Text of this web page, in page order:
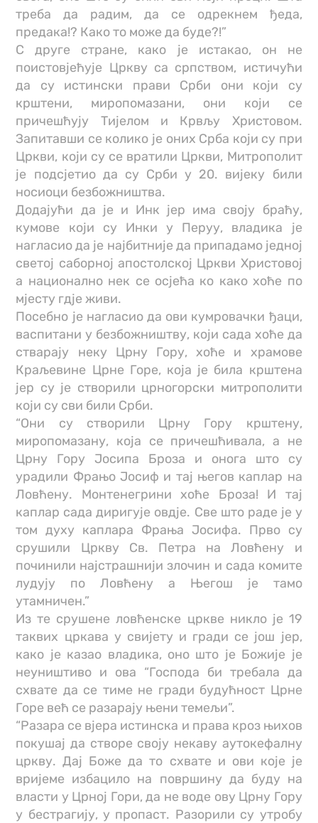
треба да радим, да се одрекнем ђеда,
предака!? Како то може да буде?!”
С друге стране, како је истакао, он не
поистовјећује Цркву са српством, истичући
да су истински прави Срби они који су
крштени, миропомазани, они који се
причешћују Тијелом и Крвљу Христовом.
Запитавши се колико је оних Срба који су при
Цркви, који су се вратили Цркви, Митрополит
је подсјетио да су Срби у 20. вијеку били
носиоци безбожништва.
Додајући да је и Инк јер има своју браћу,
кумове који су Инки у Перуу, владика је
нагласио да је најбитније да припадамо једној
светој саборној апостолској Цркви Христовој
а национално нек се осјећа ко како хоће по
мјесту гдје живи.
Посебно је нагласио да ови кумровачки ђаци,
васпитани у безбожништву, који сада хоће да
стварају неку Црну Гору, хоће и храмове
Краљевине Црне Горе, која је била крштена
јер су је створили црногорски митрополити
који су сви били Срби.
“Они су створили Црну Гору крштену,
миропомазану, која се причешћивала, а не
Црну Гору Јосипа Броза и онога што су
урадили Фрањо Јосиф и тај његов каплар на
Ловћену. Монтенегрини хоће Броза! И тај
каплар сада диригује овдје. Све што раде је у
том духу каплара Фрања Јосифа. Прво су
срушили Цркву Св. Петра на Ловћену и
починили најстрашнији злочин и сада комите
лудују по Ловћену а Његош је тамо
утамничен.”
Из те срушене ловћенске цркве никло је 19
таквих цркава у свијету и гради се још јер,
како је казао владика, оно што је Божије је
неуништиво и ова “Господа би требала да
схвате да се тиме не гради будућност Црне
Горе већ се разарају њени темељи”.
“Разара се вјера истинска и права кроз њихов
покушај да створе своју некаву аутокефалну
цркву. Дај Боже да то схвате и ови које је
вријеме избацило на површину да буду на
власти у Црној Гори, да не воде ову Црну Гору
у бестрагију, у пропаст. Разорили су утробу